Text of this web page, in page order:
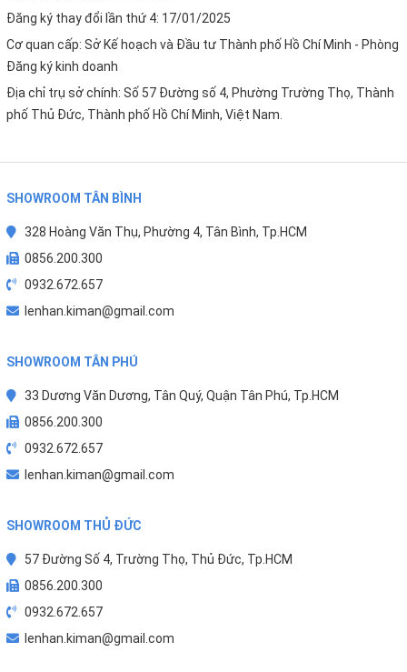
Đăng ký thay đổi lần thứ 4: 17/01/2025
Cơ quan cấp: Sở Kế hoạch và Đầu tư Thành phố Hồ Chí Minh - Phòng
Đăng ký kinh doanh
Địa chỉ trụ sở chính: Số 57 Đường số 4, Phường Trường Thọ, Thành
phố Thủ Đức, Thành phố Hồ Chí Minh, Việt Nam.
SHOWROOM TÂN BÌNH
328 Hoàng Văn Thụ, Phường 4, Tân Bình, Tp.HCM
0856.200.300
0932.672.657
lenhan.kiman@gmail.com
SHOWROOM TÂN PHÚ
33 Dương Văn Dương, Tân Quý, Quận Tân Phú, Tp.HCM
0856.200.300
0932.672.657
lenhan.kiman@gmail.com
SHOWROOM THỦ ĐỨC
57 Đường Số 4, Trường Thọ, Thủ Đức, Tp.HCM
0856.200.300
0932.672.657
lenhan.kiman@gmail.com